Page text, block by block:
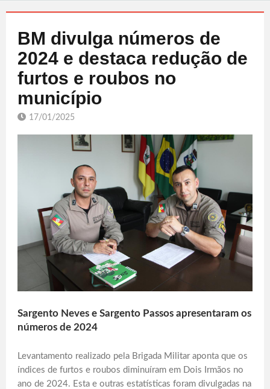
BM divulga números de
2024 e destaca redução de
furtos e roubos no
município
17/01/2025
Sargento Neves e Sargento Passos apresentaram os
números de 2024
Levantamento realizado pela Brigada Militar aponta que os
índices de furtos e roubos diminuíram em Dois Irmãos no
ano de 2024. Esta e outras estatísticas foram divulgadas na